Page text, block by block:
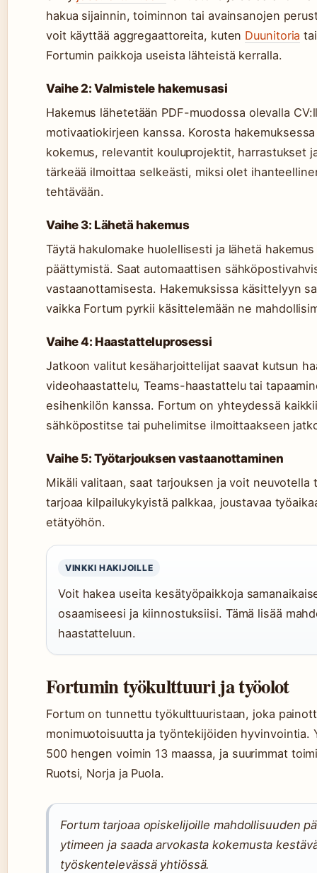
hakua sijainnin, toiminnon tai avainsanojen
voit käyttää aggregaattoreita, kuten Duunitoria
Fortumin paikkoja useista lähteistä kerralla.
Vaihe 2: Valmistele hakemusasi
Hakemus lähetetään PDF-muodossa olevalla
motivaatiokirjeen kanssa. Korosta
kokemus, relevantit kouluprojektit, harrastukset
tärkeää ilmoittaa selkeästi, miksi olet
tehtävään.
Vaihe 3: Lähetä hakemus
Täytä hakulomake huolellisesti ja lähetä
päättymistä. Saat automaattisen
vastaanottamisesta. Hakemuksissa käsittelyyn
vaikka Fortum pyrkii käsittelemään ne
Vaihe 4: Haastatteluprosessi
Jatkoon valitut kesäharjoittelijat saavat kutsun
videohaastattelu, Teams-haastattelu tai
esihenkilön kanssa. Fortum on yhteydessä
sähköpostitse tai puhelimitse ilmoittaakseen
Vaihe 5: Työtarjouksen vastaanottaminen
Mikäli valitaan, saat tarjouksen ja voit neuvotella
tarjoaa kilpailukykyistä palkkaa, joustavaa
etätyöhön.
VINKKI HAKIJOILLE
Voit hakea useita kesätyöpaikkoja
osaamiseesi ja kiinnostuksiisi. Tämä lisää
haastatteluun.
Fortumin työkulttuuri ja työolot
Fortum on tunnettu työkulttuuristaan, joka
monimuotoisuutta ja työntekijöiden
500 hengen voimin 13 maassa, ja suurimmat
Ruotsi, Norja ja Puola.
Fortum tarjoaa opiskelijoille mahdollisuuden
ytimeen ja saada arvokasta kokemusta
työskentelevässä yhtiössä.